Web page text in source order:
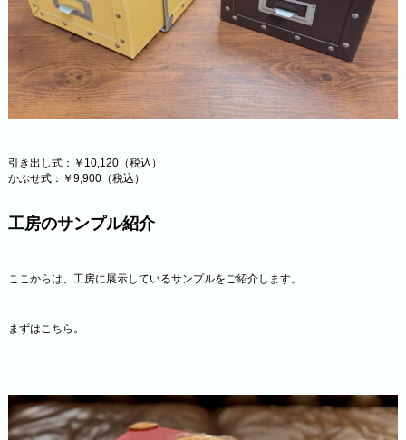
引き出し式：￥10,120（税込）
かぶせ式：￥9,900（税込）
工房のサンプル紹介
ここからは、工房に展示しているサンプルをご紹介します。
まずはこちら。